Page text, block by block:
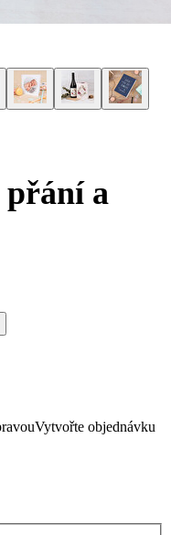
přání a
Vytvořte objednávku